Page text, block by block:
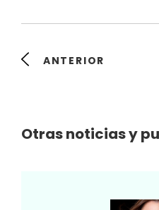
ANTERIOR
Otras noticias y